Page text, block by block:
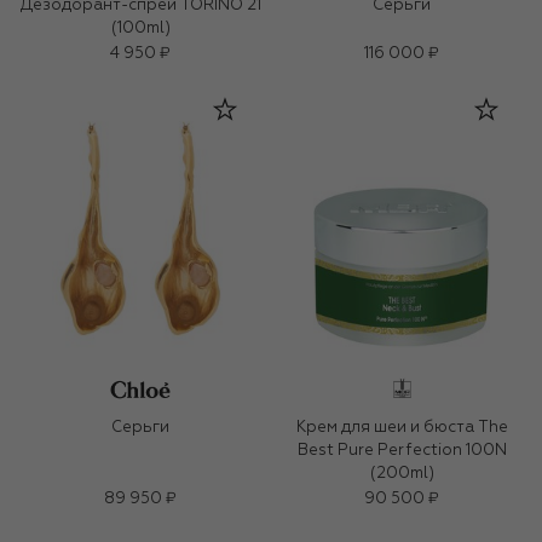
Дезодорант-спрей TORINO 21
(100ml)
4 950 ₽
Серьги
116 000 ₽
Серьги
89 950 ₽
Крем для шеи и бюста The
Best Pure Perfection 100N
(200ml)
90 500 ₽